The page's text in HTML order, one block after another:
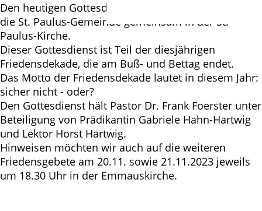
Den heutigen Gottesdienst feiern die Emmaus- und
die St. Paulus-Gemeinde gemeinsam in der St.
Paulus-Kirche.
Dieser Gottesdienst ist Teil der diesjährigen
Friedensdekade, die am Buß- und Bettag endet.
Das Motto der Friedensdekade lautet in diesem Jahr:
sicher nicht - oder?
Den Gottesdienst hält Pastor Dr. Frank Foerster unter
Beteiligung von Prädikantin Gabriele Hahn-Hartwig
und Lektor Horst Hartwig.
Hinweisen möchten wir auch auf die weiteren
Friedensgebete am 20.11. sowie 21.11.2023 jeweils
um 18.30 Uhr in der Emmauskirche.